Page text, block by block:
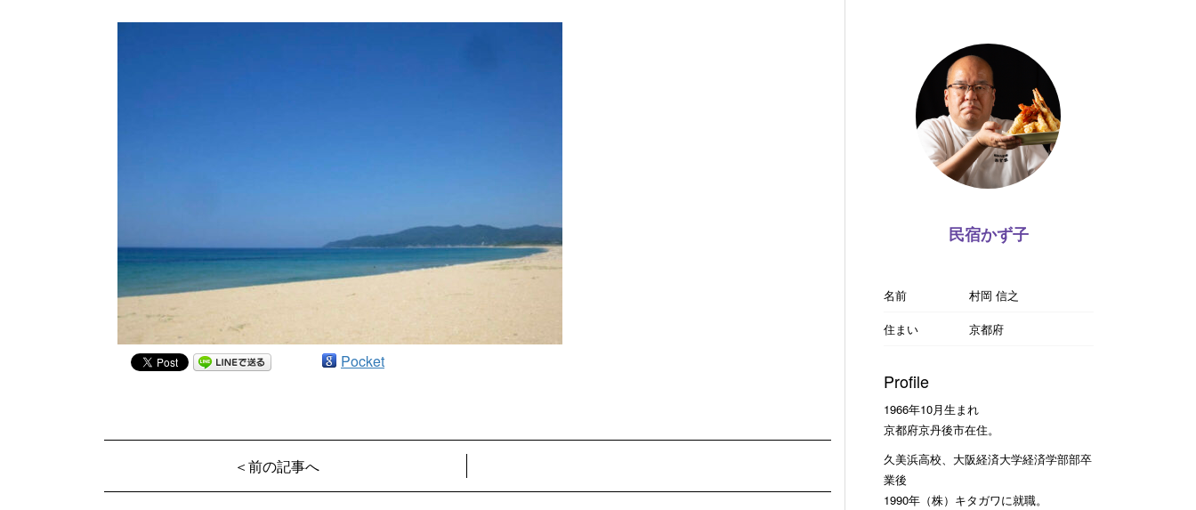
Pocket
＜前の記事へ
民宿かず子
名前
村岡 信之
住まい
京都府
Profile
1966年10月生まれ
京都府京丹後市在住。
久美浜高校、大阪経済大学経済学部部卒
業後
1990年（株）キタガワに就職。